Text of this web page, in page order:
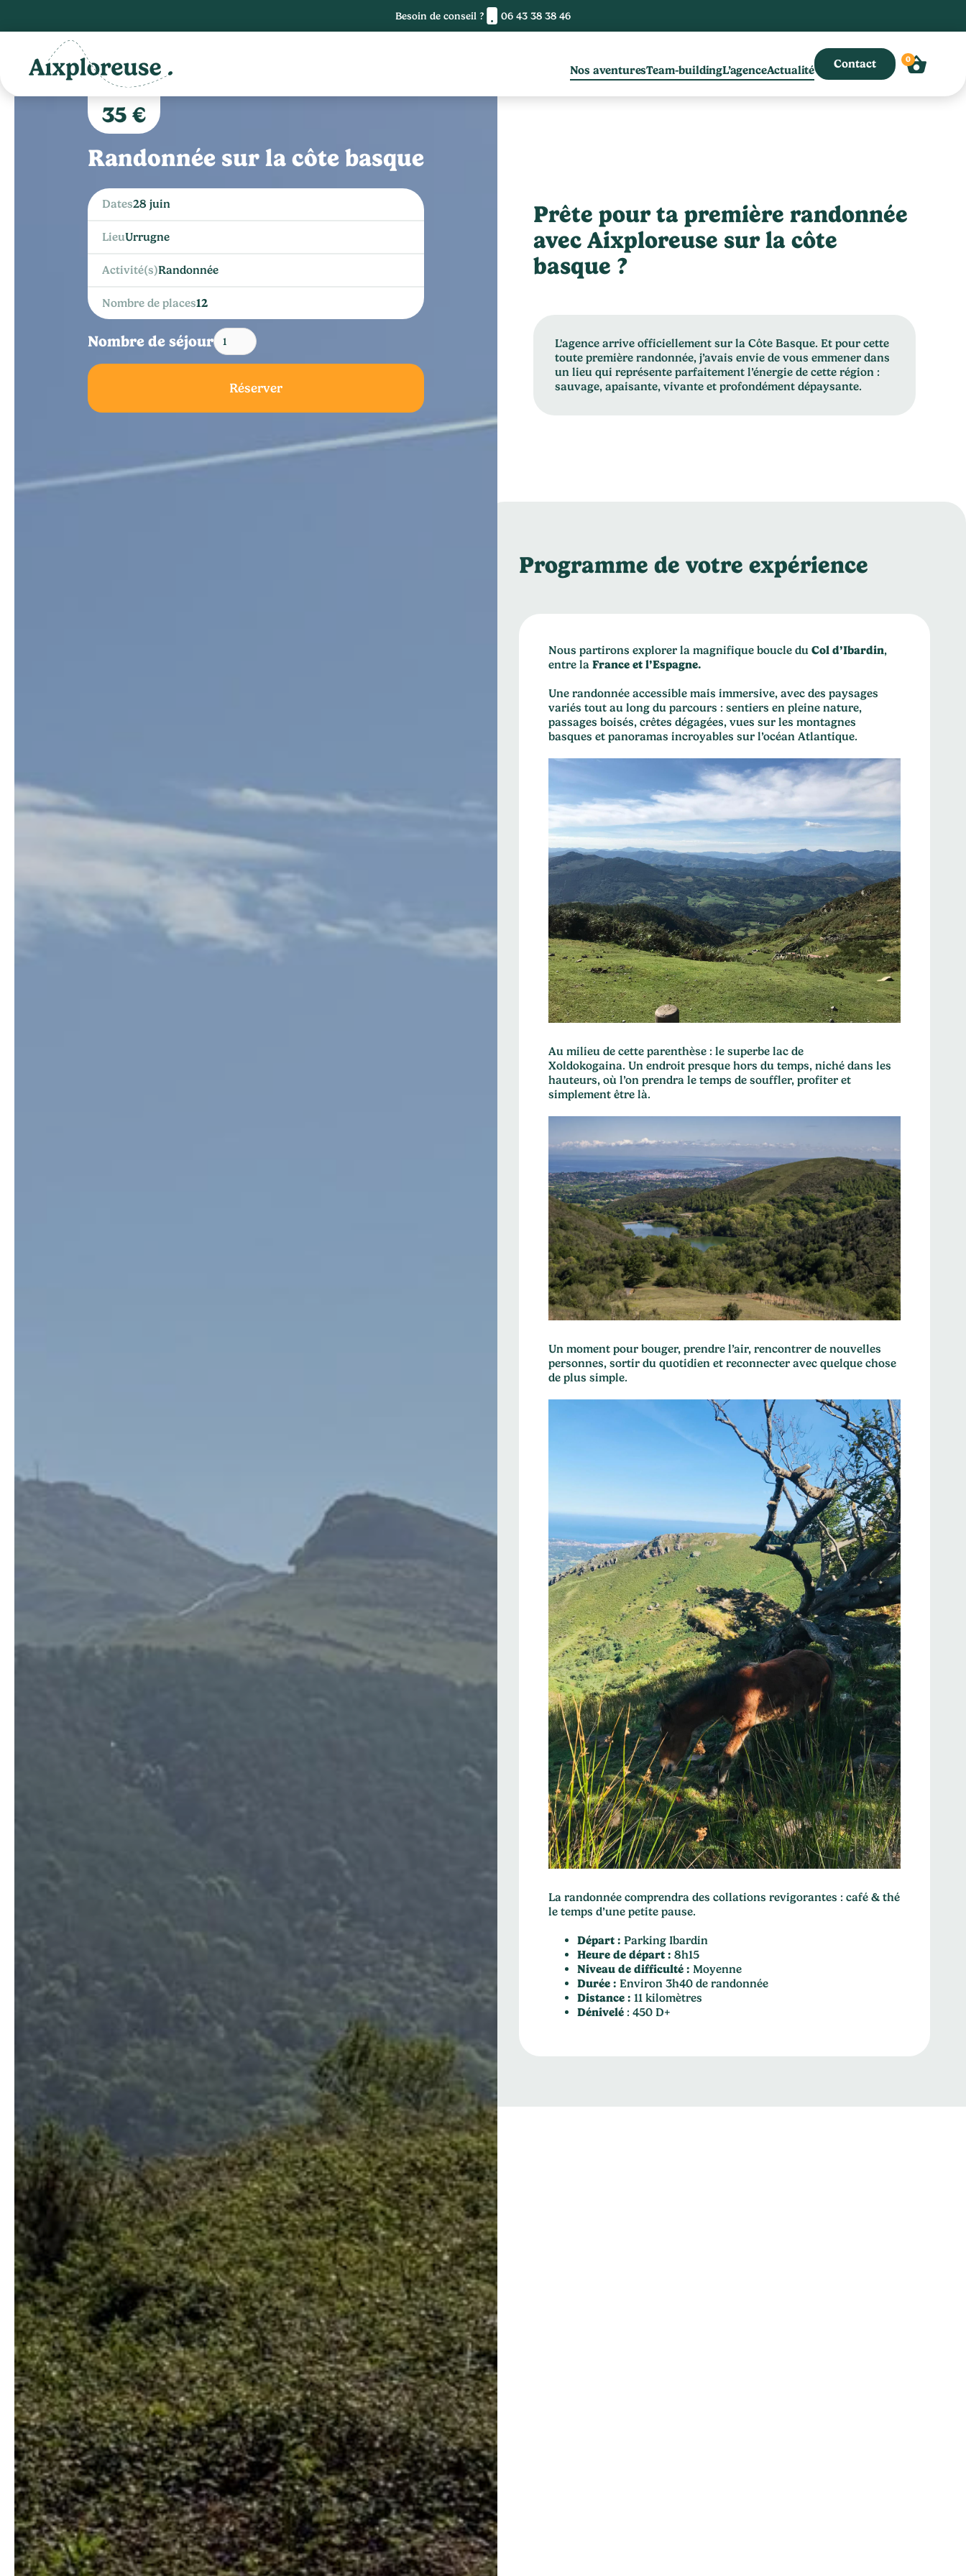
Besoin de conseil ? 06 43 38 38 46
Nos aventuresTeam-buildingL’agenceActualité Contact 0
35 €
Randonnée sur la côte basque
Dates28 juin
LieuUrrugne
Activité(s)Randonnée
Nombre de places12
Nombre de séjour
Réserver
Prête pour ta première randonnée
avec Aixploreuse sur la côte
basque ?
L'agence arrive officiellement sur la Côte Basque. Et pour cette
toute première randonnée, j’avais envie de vous emmener dans
un lieu qui représente parfaitement l’énergie de cette région :
sauvage, apaisante, vivante et profondément dépaysante.
Programme de votre expérience
Nous partirons explorer la magnifique boucle du Col d’Ibardin,
entre la France et l’Espagne.
Une randonnée accessible mais immersive, avec des paysages
variés tout au long du parcours : sentiers en pleine nature,
passages boisés, crêtes dégagées, vues sur les montagnes
basques et panoramas incroyables sur l’océan Atlantique.
Au milieu de cette parenthèse : le superbe lac de
Xoldokogaina. Un endroit presque hors du temps, niché dans les
hauteurs, où l’on prendra le temps de souffler, profiter et
simplement être là.
Un moment pour bouger, prendre l’air, rencontrer de nouvelles
personnes, sortir du quotidien et reconnecter avec quelque chose
de plus simple.
La randonnée comprendra des collations revigorantes : café & thé
le temps d’une petite pause.
Départ : Parking Ibardin
Heure de départ : 8h15
Niveau de difficulté : Moyenne
Durée : Environ 3h40 de randonnée
Distance : 11 kilomètres
Dénivelé : 450 D+